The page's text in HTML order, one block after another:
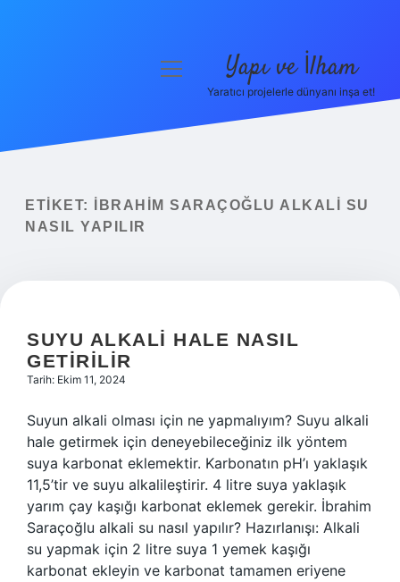
Yasal Uyarı
menüyü
Yapı ve İlham
Yaratıcı projelerle dünyanı inşa et!
ETIKET:
İBRAHIM SARAÇOĞLU ALKALI SU
NASIL YAPILIR
SUYU ALKALI HALE NASIL
GETIRILIR
Tarih: Ekim 11, 2024
Suyun alkali olması için ne yapmalıyım? Suyu alkali
hale getirmek için deneyebileceğiniz ilk yöntem
suya karbonat eklemektir. Karbonatın pH’ı yaklaşık
11,5’tir ve suyu alkalileştirir. 4 litre suya yaklaşık
yarım çay kaşığı karbonat eklemek gerekir. İbrahim
Saraçoğlu alkali su nasıl yapılır? Hazırlanışı: Alkali
su yapmak için 2 litre suya 1 yemek kaşığı
karbonat ekleyin ve karbonat tamamen eriyene